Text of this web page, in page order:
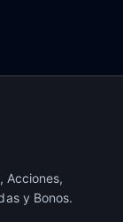
Acciones,
y Bonos.